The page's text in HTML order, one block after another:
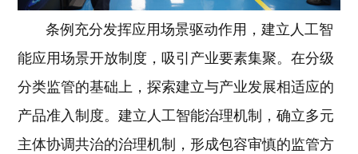
条例充分发挥应用场景驱动作用，建立人工智
能应用场景开放制度，吸引产业要素集聚。在分级
分类监管的基础上，探索建立与产业发展相适应的
产品准入制度。建立人工智能治理机制，确立多元
主体协调共治的治理机制，形成包容审慎的监管方